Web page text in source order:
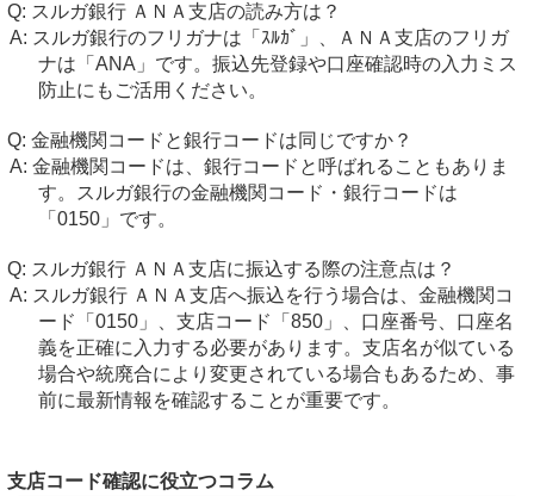
スルガ銀行 ＡＮＡ支店の読み方は？
スルガ銀行のフリガナは「ｽﾙｶﾞ」、ＡＮＡ支店のフリガ
ナは「ANA」です。振込先登録や口座確認時の入力ミス
防止にもご活用ください。
金融機関コードと銀行コードは同じですか？
金融機関コードは、銀行コードと呼ばれることもありま
す。スルガ銀行の金融機関コード・銀行コードは
「0150」です。
スルガ銀行 ＡＮＡ支店に振込する際の注意点は？
スルガ銀行 ＡＮＡ支店へ振込を行う場合は、金融機関コ
ード「0150」、支店コード「850」、口座番号、口座名
義を正確に入力する必要があります。支店名が似ている
場合や統廃合により変更されている場合もあるため、事
前に最新情報を確認することが重要です。
支店コード確認に役立つコラム